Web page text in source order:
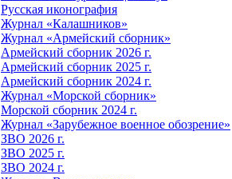
Русская иконография
Журнал «Калашников»
Журнал «Армейский сборник»
Армейский сборник 2026 г.
Армейский сборник 2025 г.
Армейский сборник 2024 г.
Журнал «Морской сборник»
Морской сборник 2024 г.
Журнал «Зарубежное военное обозрение»
ЗВО 2026 г.
ЗВО 2025 г.
ЗВО 2024 г.